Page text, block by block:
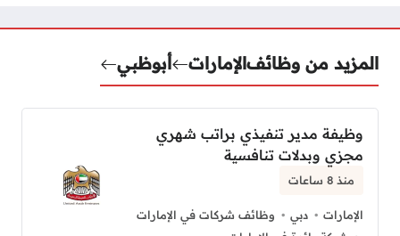
المزيد من وظائفالإمارات أبوظبي
وظيفة مدير تنفيذي براتب شهري
مجزي وبدلات تنافسية
منذ 8 ساعات
الإمارات دبي
وظائف شركات في الإمارات